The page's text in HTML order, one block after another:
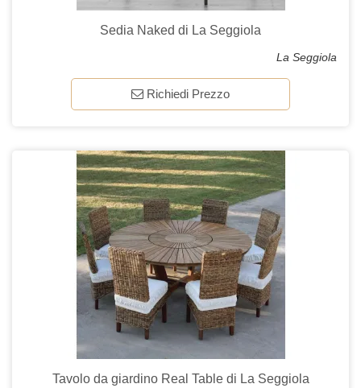
Sedia Naked di La Seggiola
La Seggiola
Richiedi Prezzo
Tavolo da giardino Real Table di La Seggiola